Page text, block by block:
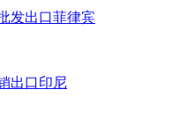
发出口菲律宾
出口印尼